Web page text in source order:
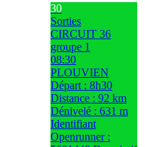
30
Sorties
CIRCUIT 36
groupe 1
08:30
PLOUVIEN
Départ : 8h30
Distance : 92 km
Dénivelé : 631 m
Identifiant
Openrunner :